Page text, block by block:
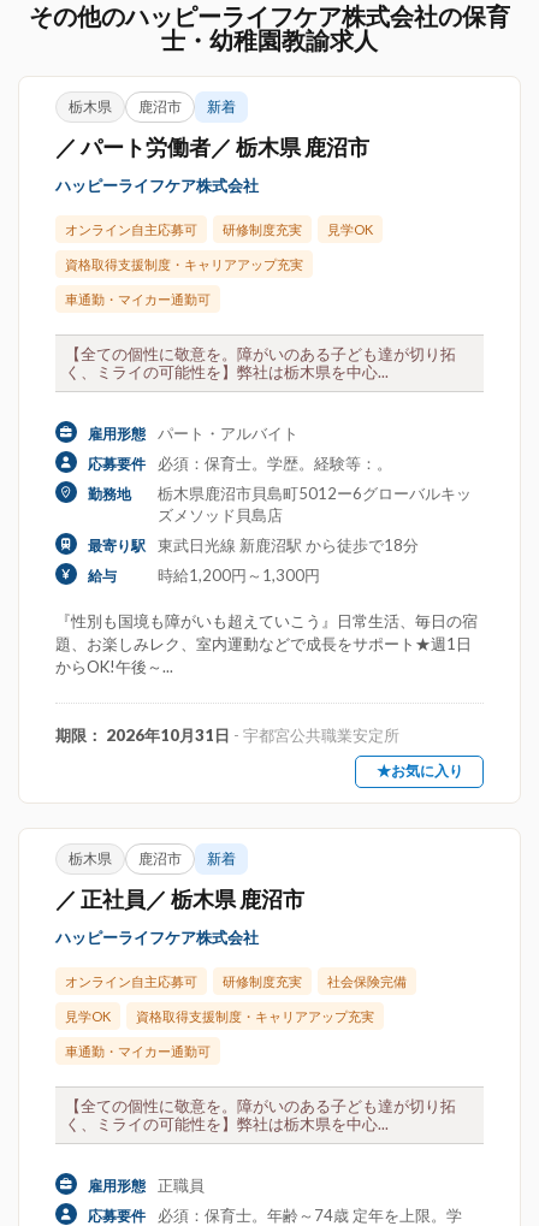
その他のハッピーライフケア株式会社の保育
士・幼稚園教諭求人
栃木県 鹿沼市 新着
／ パート労働者／ 栃木県 鹿沼市
ハッピーライフケア株式会社
オンライン自主応募可 研修制度充実 見学OK
資格取得支援制度・キャリアアップ充実
車通勤・マイカー通勤可
【全ての個性に敬意を。障がいのある子ども達が切り拓
く、ミライの可能性を】弊社は栃木県を中心...
雇用形態 パート・アルバイト
応募要件 必須：保育士。学歴。経験等：。
勤務地
栃木県鹿沼市貝島町5012ー6グローバルキッ
ズメソッド貝島店
最寄り駅 東武日光線 新鹿沼駅 から徒歩で18分
給与 時給1,200円～1,300円
『性別も国境も障がいも超えていこう』日常生活、毎日の宿
題、お楽しみレク、室内運動などで成長をサポート★週1日
からOK!午後～...
期限： 2026年10月31日 - 宇都宮公共職業安定所
★お気に入り
栃木県 鹿沼市 新着
／ 正社員／ 栃木県 鹿沼市
ハッピーライフケア株式会社
オンライン自主応募可 研修制度充実 社会保険完備
見学OK 資格取得支援制度・キャリアアップ充実
車通勤・マイカー通勤可
【全ての個性に敬意を。障がいのある子ども達が切り拓
く、ミライの可能性を】弊社は栃木県を中心...
雇用形態 正職員
応募要件
必須：保育士。年齢～74歳 定年を上限。学